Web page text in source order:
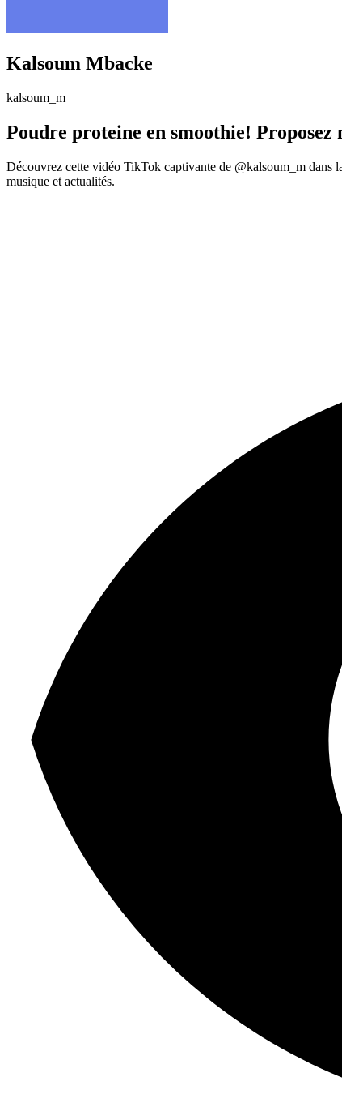
Kalsoum Mbacke
kalsoum_m
Poudre proteine en smoothie!
Découvrez cette vidéo TikTok captivante de @kalsoum_m
musique et actualités.